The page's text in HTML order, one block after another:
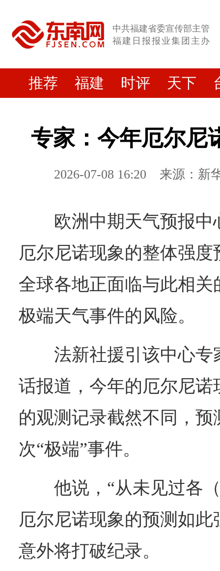
中共福建省委宣传部主管
福建日报报业集团主办
推荐 福建 时评 天下
专家：今年厄尔尼
2026-07-08 16:20 来源：新
欧洲中期天气预报
厄尔尼诺现象的整体强
全球各地正面临与此相
极端天气事件的风险。
法新社援引该中心专
话报道，今年的厄尔尼诺
的观测记录截然不同，
次“极端”事件。
他说，“从未见过各
厄尔尼诺现象的预测如此
意外将打破纪录。